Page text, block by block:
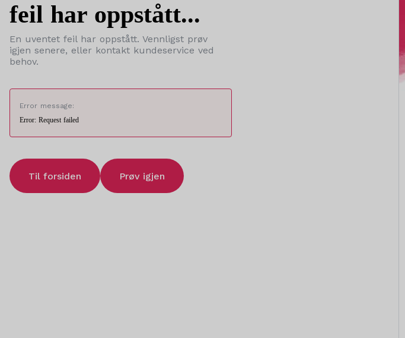
feil har oppstått...
En uventet feil har oppstått. Vennligst prøv
igjen senere, eller kontakt kundeservice ved
behov.
Error message:
Error: Request failed
Til forsiden Prøv igjen